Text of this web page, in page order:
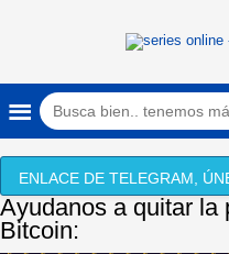
ENLACE DE TELEGRAM,
Ayudanos a quitar la
Bitcoin: